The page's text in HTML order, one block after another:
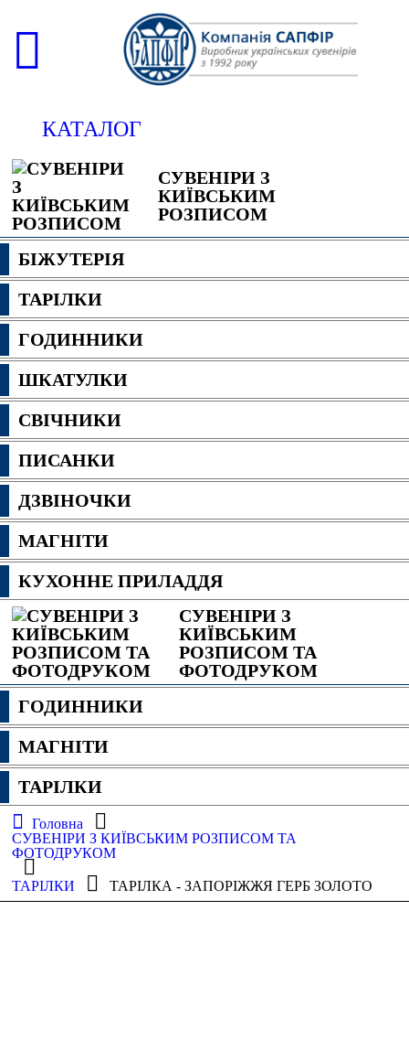
КАТАЛОГ
СУВЕНІРИ З
КИЇВСЬКИМ
РОЗПИСОМ
БІЖУТЕРІЯ
ТАРІЛКИ
ГОДИННИКИ
ШКАТУЛКИ
СВІЧНИКИ
ПИСАНКИ
ДЗВІНОЧКИ
МАГНІТИ
КУХОННЕ ПРИЛАДДЯ
СУВЕНІРИ З
КИЇВСЬКИМ
РОЗПИСОМ ТА
ФОТОДРУКОМ
ГОДИННИКИ
МАГНІТИ
ТАРІЛКИ
Головна
СУВЕНІРИ З КИЇВСЬКИМ РОЗПИСОМ ТА
ФОТОДРУКОМ
ТАРІЛКИ ТАРІЛКА - ЗАПОРІЖЖЯ ГЕРБ ЗОЛОТО